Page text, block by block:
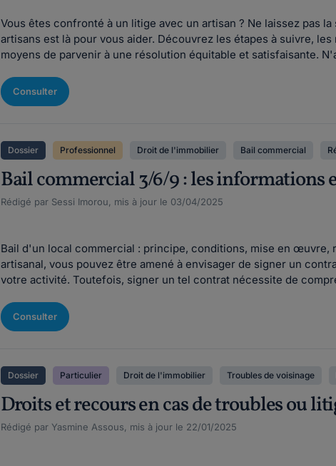
Vous êtes confronté à un litige avec un artisan ? Ne laissez pas
artisans est là pour vous aider. Découvrez les étapes à suivre,
moyens de parvenir à une résolution équitable et satisfaisante.
Consulter
Dossier Professionnel Droit de l'immobilier Bail commercial
Bail commercial 3/6/9 : les informations
Rédigé par Sessi Imorou, mis à jour le 03/04/2025
Bail d'un local commercial : principe, conditions, mise en
artisanal, vous pouvez être amené à envisager de signer un
votre activité. Toutefois, signer un tel contrat nécessite de
Consulter
Dossier Particulier Droit de l'immobilier Troubles de voisinage
Droits et recours en cas de troubles ou
Rédigé par Yasmine Assous, mis à jour le 22/01/2025